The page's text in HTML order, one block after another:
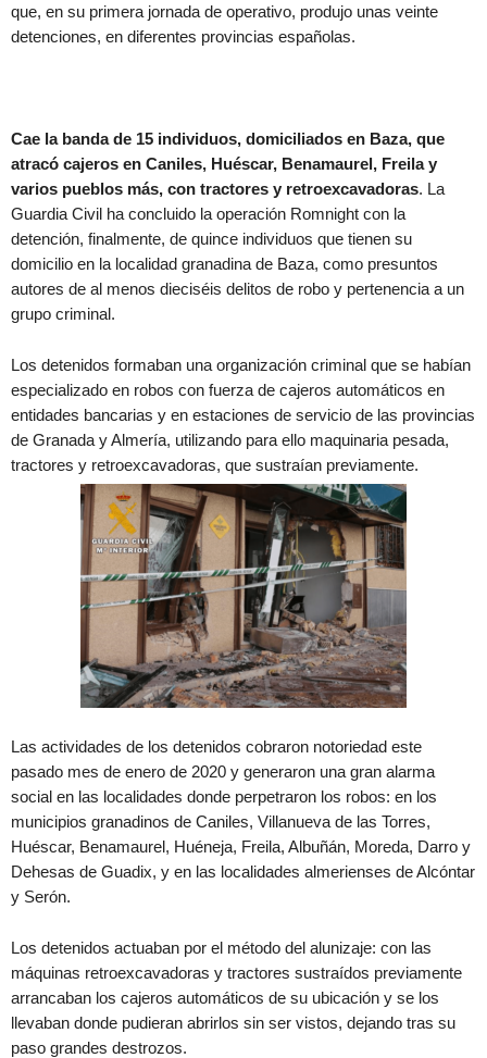
que, en su primera jornada de operativo, produjo unas veinte
detenciones, en diferentes provincias españolas.
Cae la banda de 15 individuos, domiciliados en Baza, que
atracó cajeros en Caniles, Huéscar, Benamaurel, Freila y
varios pueblos más, con tractores y retroexcavadoras. La
Guardia Civil ha concluido la operación Romnight con la
detención, finalmente, de quince individuos que tienen su
domicilio en la localidad granadina de Baza, como presuntos
autores de al menos dieciséis delitos de robo y pertenencia a un
grupo criminal.
Los detenidos formaban una organización criminal que se habían
especializado en robos con fuerza de cajeros automáticos en
entidades bancarias y en estaciones de servicio de las provincias
de Granada y Almería, utilizando para ello maquinaria pesada,
tractores y retroexcavadoras, que sustraían previamente.
Las actividades de los detenidos cobraron notoriedad este
pasado mes de enero de 2020 y generaron una gran alarma
social en las localidades donde perpetraron los robos: en los
municipios granadinos de Caniles, Villanueva de las Torres,
Huéscar, Benamaurel, Huéneja, Freila, Albuñán, Moreda, Darro y
Dehesas de Guadix, y en las localidades almerienses de Alcóntar
y Serón.
Los detenidos actuaban por el método del alunizaje: con las
máquinas retroexcavadoras y tractores sustraídos previamente
arrancaban los cajeros automáticos de su ubicación y se los
llevaban donde pudieran abrirlos sin ser vistos, dejando tras su
paso grandes destrozos.